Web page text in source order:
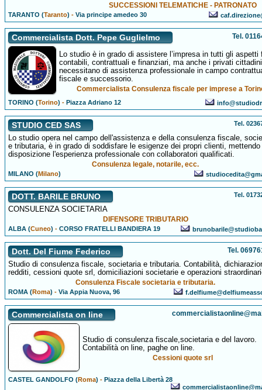
SUCCESSIONI TELEMATICHE - PATRONATO
TARANTO (Taranto) -Via principe amedeo 30
Commercialista Dott. Pepe Guglielmo Tel.
Lo studio è in grado di assistere l’impresa in tutti gli aspetti
contabili, contrattuali e finanziari, ma anche i privati
necessitano di assistenza professionale in campo
fiscale e successorio.
Commercialista Consulenza fiscale per imprese a
TORINO (Torino) -Piazza Adriano 12
STUDIO CED SAS Tel.
Lo studio opera nel campo dell'assistenza e della consulenza fiscale,
e tributaria, è in grado di soddisfare le esigenze dei propri clienti, mettendo
disposizione l'esperienza professionale con collaboratori qualificati.
Consulenza legale, notarile, ecc.
MILANO (Milano)
DOTT. BARILE BRUNO Tel.
CONSULENZA SOCIETARIA
DIFENSORE TRIBUTARIO
ALBA (Cuneo) -CORSO FRATELLI BANDIERA 19
Dott. Del Fiume Federico Tel.
Studio di consulenza fiscale, societaria e tributaria. Contabilità,
redditi, cessioni quote srl, domiciliazioni societarie e operazioni
Consulenza Fiscale societaria e tributaria.
ROMA (Roma) -Via Appia Nuova, 96
Commercialista on line
Studio di consulenza fiscale,societaria e del lavoro.
Contabilità on line, paghe on line.
Cessioni quote srl
CASTEL GANDOLFO (Roma) -Piazza della Libertà 28